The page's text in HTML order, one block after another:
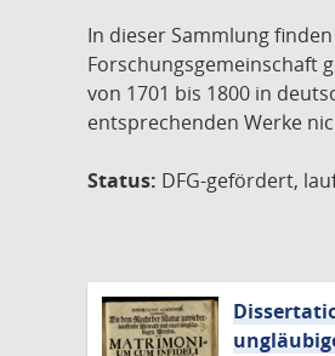
In dieser Sammlung
Forschungsgemeinschaft
von 1701 bis 1800 in
entsprechenden Werke
Status: DFG-gefördert,